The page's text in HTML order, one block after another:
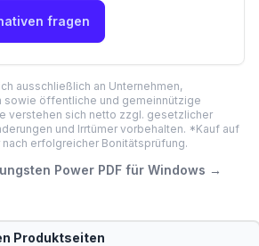
fragen
ausschließlich an Unternehmen,
sowie öffentliche und gemeinnützige
verstehen sich netto zzgl. gesetzlicher
und Irrtümer vorbehalten. *Kauf auf
erfolgreicher Bonitätsprüfung.
Power PDF für Windows →
Produktseiten